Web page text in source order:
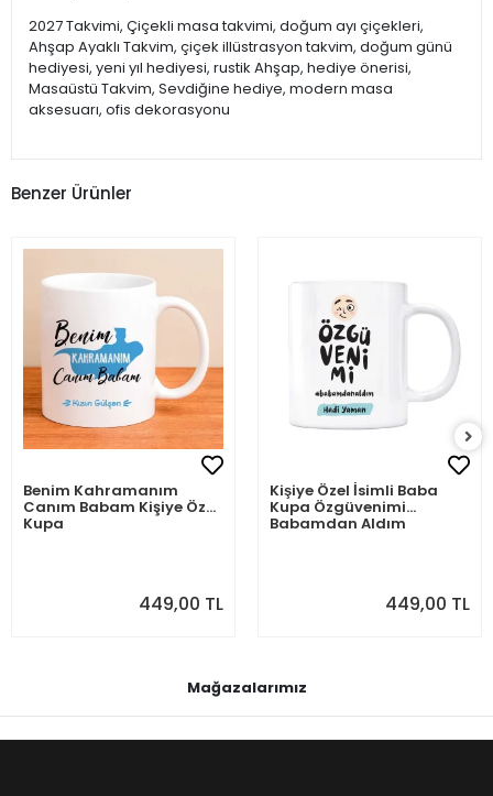
2027 Takvimi, Çiçekli masa takvimi, doğum ayı çiçekleri,
Ahşap Ayaklı Takvim, çiçek illüstrasyon takvim, doğum günü
hediyesi, yeni yıl hediyesi, rustik Ahşap, hediye önerisi,
Masaüstü Takvim, Sevdiğine hediye, modern masa
aksesuarı, ofis dekorasyonu
Benzer Ürünler
Benim Kahramanım
Canım Babam Kişiye Özel
Kupa
449,00 TL
Kişiye Özel İsimli Baba
Kupa Özgüvenimi
Babamdan Aldım
449,00 TL
Mağazalarımız